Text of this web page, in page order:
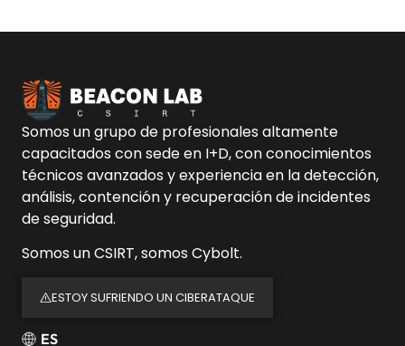
Somos un grupo de profesionales altamente
capacitados con sede en I+D, con conocimientos
técnicos avanzados y experiencia en la detección,
análisis, contención y recuperación de incidentes
de seguridad.
Somos un CSIRT, somos Cybolt.
ESTOY SUFRIENDO UN CIBERATAQUE
ES